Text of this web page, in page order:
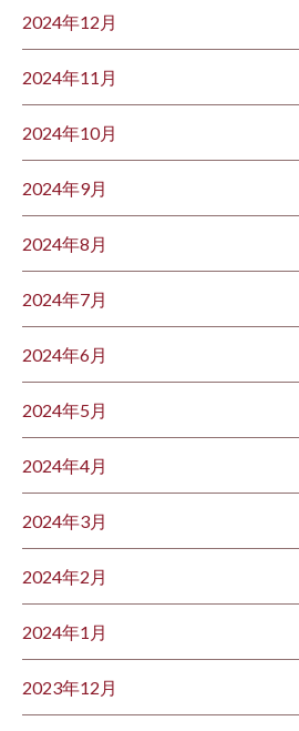
2024年12月
2024年11月
2024年10月
2024年9月
2024年8月
2024年7月
2024年6月
2024年5月
2024年4月
2024年3月
2024年2月
2024年1月
2023年12月